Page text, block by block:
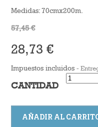
Medidas: 70cmx200m.
57,45 €
28,73 €
Impuestos incluidos
CANTIDAD
AÑADIR AL